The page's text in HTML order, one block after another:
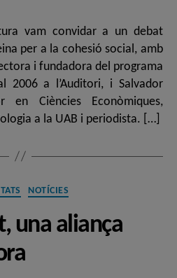
vam convidar a un debat
per a la cohesió social, amb
i fundadora del programa
2006 a l’Auditori, i Salvador
Ciències Econòmiques,
a la UAB i periodista. […]
Categories
NOTÍCIES
una aliança